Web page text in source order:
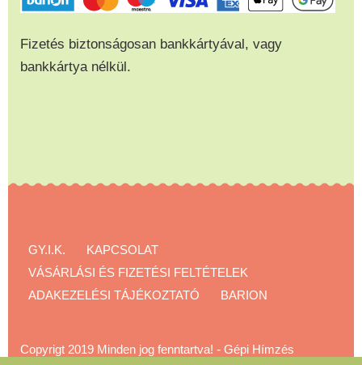
Fizetés biztonságosan bankkártyával, vagy
bankkártya nélkül.
GY.I.K.
KAPCSOLAT
VÁSÁRLÁSI ÉS FIZETÉSI FELTÉTELEK
ADAKEZELÉSI TÁJÉKOZTATÓ
BARION
Copyrigt 2019 Minden jog fenntartva! - Gépi Hímzés